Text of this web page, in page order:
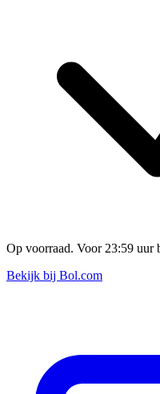
Op voorraad. Voor 23:59 uur
Bekijk bij Bol.com